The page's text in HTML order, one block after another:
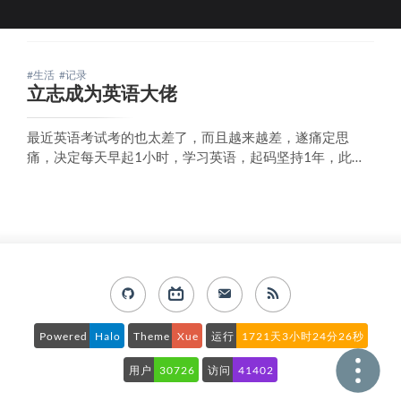
#生活 #记录
立志成为英语大佬
最近英语考试考的也太差了，而且越来越差，遂痛定思
痛，决定每天早起1小时，学习英语，起码坚持1年，此贴
Powered Halo Theme Xue 运行 1721天3小时24分26秒
用户 30726 访问 41402